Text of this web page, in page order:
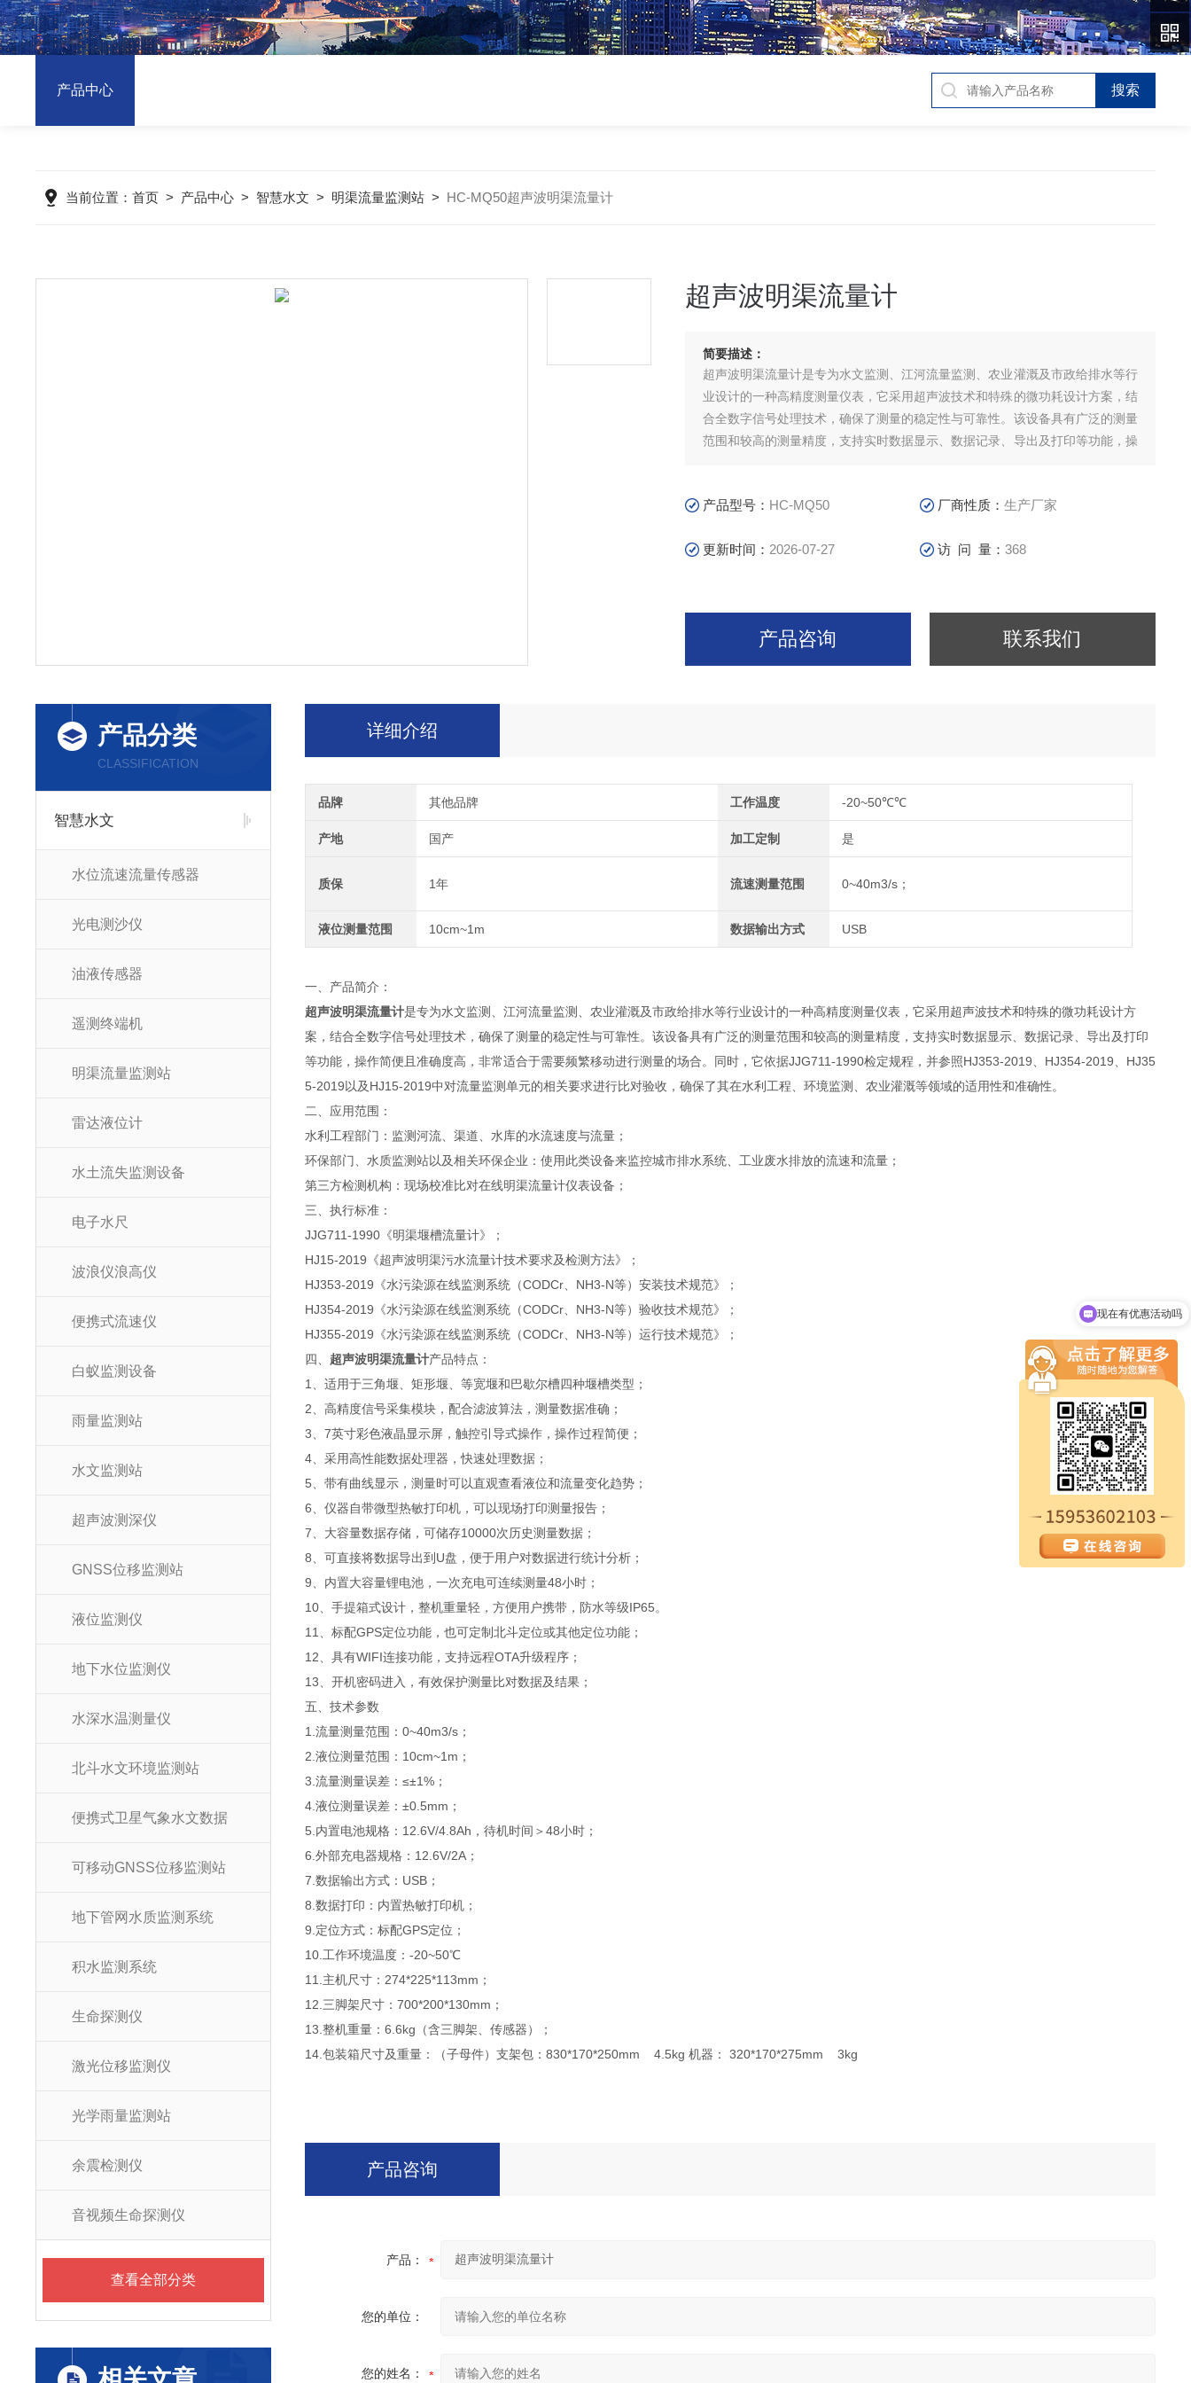
产品中心
当前位置：首页 > 产品中心 > 智慧水文 > 明渠流量监测站 > HC-MQ50超声波明渠流量计
超声波明渠流量计
简要描述：
超声波明渠流量计是专为水文监测、江河流量监测、农业灌溉及市政给排水等行
业设计的一种高精度测量仪表，它采用超声波技术和特殊的微功耗设计方案，结
合全数字信号处理技术，确保了测量的稳定性与可靠性。该设备具有广泛的测量
范围和较高的测量精度，支持实时数据显示、数据记录、导出及打印等功能，操
产品型号： HC-MQ50 厂商性质：生产厂家
更新时间： 2026-07-27 访 问 量：368
产品咨询 联系我们
产品分类
CLASSIFICATION
智慧水文
水位流速流量传感器
光电测沙仪
油液传感器
遥测终端机
明渠流量监测站
雷达液位计
水土流失监测设备
电子水尺
波浪仪浪高仪
便携式流速仪
白蚁监测设备
雨量监测站
水文监测站
超声波测深仪
GNSS位移监测站
液位监测仪
地下水位监测仪
水深水温测量仪
北斗水文环境监测站
便携式卫星气象水文数据
可移动GNSS位移监测站
地下管网水质监测系统
积水监测系统
生命探测仪
激光位移监测仪
光学雨量监测站
余震检测仪
音视频生命探测仪
查看全部分类
详细介绍
品牌 其他品牌 工作温度 -20~50℃℃
产地 国产 加工定制 是
质保 1年 流速测量范围 0~40m3/s；
液位测量范围 10cm~1m 数据输出方式 USB
一、产品简介：
超声波明渠流量计是专为水文监测、江河流量监测、农业灌溉及市政给排水等行业设计的一种高精度测量仪表，它采用超声波技术和特殊的微功耗设计方
案，结合全数字信号处理技术，确保了测量的稳定性与可靠性。该设备具有广泛的测量范围和较高的测量精度，支持实时数据显示、数据记录、导出及打印
等功能，操作简便且准确度高，非常适合于需要频繁移动进行测量的场合。同时，它依据JJG711-1990检定规程，并参照HJ353-2019、HJ354-2019、HJ35
5-2019以及HJ15-2019中对流量监测单元的相关要求进行比对验收，确保了其在水利工程、环境监测、农业灌溉等领域的适用性和准确性。
二、应用范围：
水利工程部门：监测河流、渠道、水库的水流速度与流量；
环保部门、水质监测站以及相关环保企业：使用此类设备来监控城市排水系统、工业废水排放的流速和流量；
第三方检测机构：现场校准比对在线明渠流量计仪表设备；
三、执行标准：
JJG711-1990《明渠堰槽流量计》；
HJ15-2019《超声波明渠污水流量计技术要求及检测方法》；
HJ353-2019《水污染源在线监测系统（CODCr、NH3-N等）安装技术规范》；
HJ354-2019《水污染源在线监测系统（CODCr、NH3-N等）验收技术规范》；
HJ355-2019《水污染源在线监测系统（CODCr、NH3-N等）运行技术规范》；
四、 超声波明渠流量计产品特点：
1、适用于三角堰、矩形堰、等宽堰和巴歇尔槽四种堰槽类型；
2、高精度信号采集模块，配合滤波算法，测量数据准确；
3、7英寸彩色液晶显示屏，触控引导式操作，操作过程简便；
4、采用高性能数据处理器，快速处理数据；
5、带有曲线显示，测量时可以直观查看液位和流量变化趋势；
6、仪器自带微型热敏打印机，可以现场打印测量报告；
7、大容量数据存储，可储存10000次历史测量数据；
8、可直接将数据导出到U盘，便于用户对数据进行统计分析；
9、内置大容量锂电池，一次充电可连续测量48小时；
10、手提箱式设计，整机重量轻，方便用户携带，防水等级IP65。
11、标配GPS定位功能，也可定制北斗定位或其他定位功能；
12、具有WIFI连接功能，支持远程OTA升级程序；
13、开机密码进入，有效保护测量比对数据及结果；
五、技术参数
1.流量测量范围：0~40m3/s；
2.液位测量范围：10cm~1m；
3.流量测量误差：≤±1%；
4.液位测量误差：±0.5mm；
5.内置电池规格：12.6V/4.8Ah，待机时间＞48小时；
6.外部充电器规格：12.6V/2A；
7.数据输出方式：USB；
8.数据打印：内置热敏打印机；
9.定位方式：标配GPS定位；
10.工作环境温度：-20~50℃
11.主机尺寸：274*225*113mm；
12.三脚架尺寸：700*200*130mm；
13.整机重量：6.6kg（含三脚架、传感器）；
14.包装箱尺寸及重量：（子母件）支架包：830*170*250mm 4.5kg 机器： 320*170*275mm 3kg
产品咨询
产品：
您的单位：
您的姓名：
可以介绍下你们的产品么